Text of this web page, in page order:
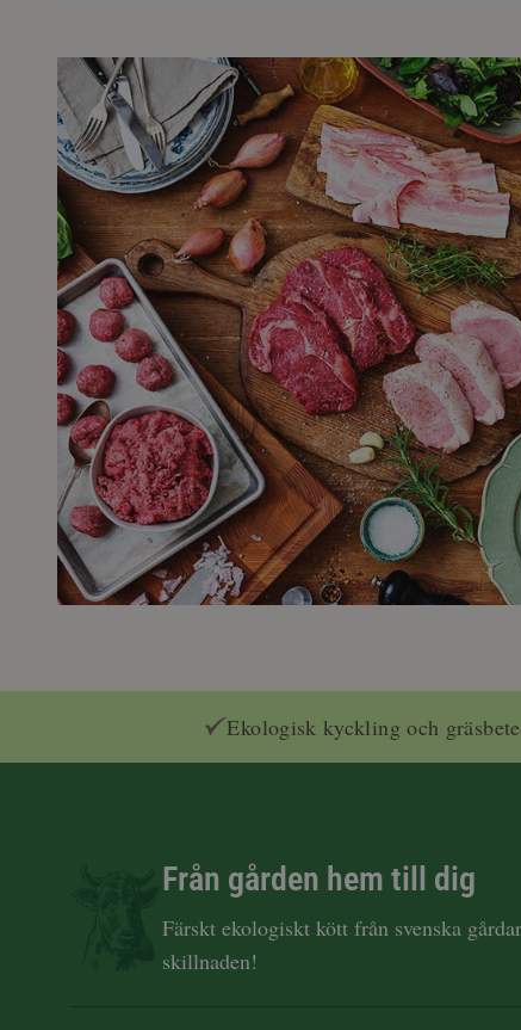
Ekologisk kyckling och
Från gården hem till dig
Färskt ekologiskt kött från svenska
skillnaden!